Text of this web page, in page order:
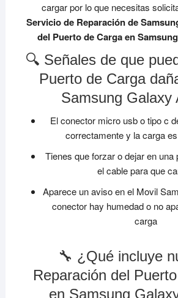
cargar por lo que necesitas
Servicio de Reparación de
del Puerto de Carga en
🔍 Señales de que
Puerto de Carga
Samsung Galaxy
El conector micro usb o tipo c
correctamente y la carga
Tienes que forzar o dejar en
el cable para que
Aparece un aviso en el Movil
conector hay humedad o no
carga
🔧 ¿Qué incluye
Reparación del
en Samsung